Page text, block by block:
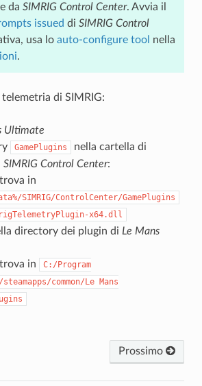
da SIMRIG Control Center. Avvia il
issued di SIMRIG Control
usa lo auto-configure tool nella
.
di SIMRIG:
Ultimate
GamePlugins
nella cartella di
SIMRIG Control Center:
in
SIMRIG/ControlCenter/GamePlugins
x64.dll
directory dei plugin di Le Mans
in
C:/Program
common/Le Mans
Prossimo